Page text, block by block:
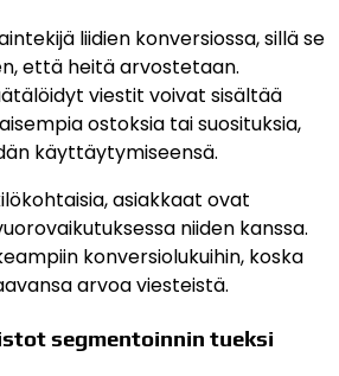
liidien konversiossa, sillä se
että heitä arvostetaan.
viestit voivat sisältää
ostoksia tai suosituksia,
käyttäytymiseensä.
asiakkaat ovat
niiden kanssa.
konversiolukuihin, koska
arvoa viesteistä.
segmentoinnin tueksi